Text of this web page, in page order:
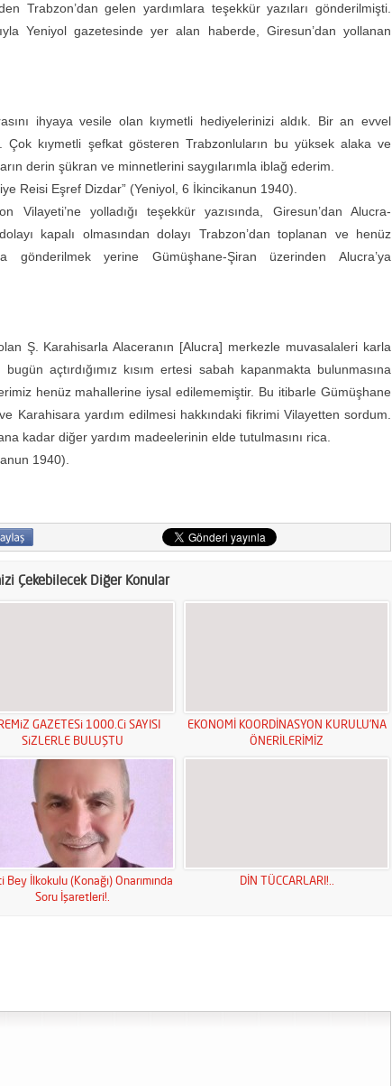
Trabzon’dan gelen yardımlara teşekkür yazıları gönderilmişti.
Yeniyol gazetesinde yer alan haberde, Giresun’dan yollanan
ihyaya vesile olan kıymetli hediyelerinizi aldık. Bir an evvel
Çok kıymetli şefkat gösteren Trabzonluların bu yüksek alaka ve
derin şükran ve minnetlerini saygılarımla iblağ ederim.
Reisi Eşref Dizdar” (Yeniyol, 6 İkincikanun 1940).
yolladığı teşekkür yazısında, Giresun’dan Alucra-
kapalı olmasından dolayı Trabzon’dan toplanan ve henüz
gönderilmek yerine Gümüşhane-Şiran üzerinden Alucra’ya
Ş. Karahisarla Alaceranın [Alucra] merkezle muvasalaleri karla
açtırdığımız kısım ertesi sabah kapanmakta bulunmasına
henüz mahallerine iysal edilememiştir. Bu itibarle Gümüşhane
Karahisara yardım edilmesi hakkındaki fikrimi Vilayetten sordum.
kadar diğer yardım madeelerinin elde tutulmasını rica.
1940).
Çekebilecek Diğer Konular
GAZETESi 1000.Ci SAYISI
SiZLERLE BULUŞTU
EKONOMİ KOORDİNASYON KURULU’NA
ÖNERİLERİMİZ
Bey İlkokulu (Konağı) Onarımında
Soru İşaretleri!.
DİN TÜCCARLARI!..